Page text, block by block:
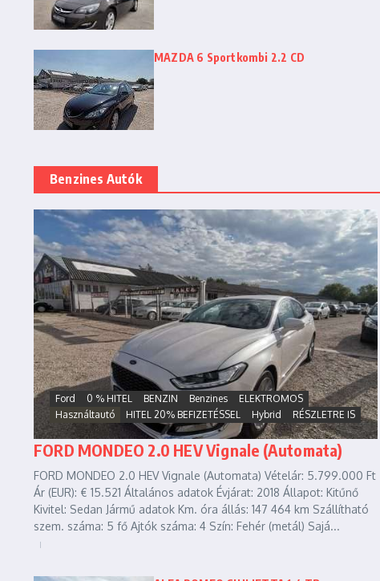
MAZDA 6 Sportkombi 2.2 CD
Benzines Autók
Ford 0 % HITEL BENZIN Benzines
ELEKTROMOS
Használtautó
HITEL 20% BEFIZETÉSSEL Hybrid RÉSZLETRE IS
FORD MONDEO 2.0 HEV Vignale (Automata)
FORD MONDEO 2.0 HEV Vignale (Automata) Vételár: 5.799.000 Ft
Ár (EUR): € 15.521 Általános adatok Évjárat: 2018 Állapot: Kitűnő
Kivitel: Sedan Jármű adatok Km. óra állás: 147 464 km Szállítható
szem. száma: 5 fő Ajtók száma: 4 Szín: Fehér (metál) Sajá...